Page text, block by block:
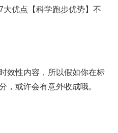
优点【科学跑步优势】不
效性内容，所以假如你在标
，或许会有意外收成哦。